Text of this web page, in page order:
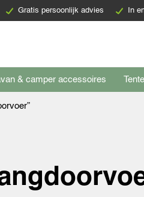
Gratis persoonlijk advies In
& camper accessoires